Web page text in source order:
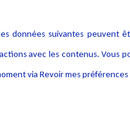
données suivantes peuvent
avec les contenus. Vous
via Revoir mes